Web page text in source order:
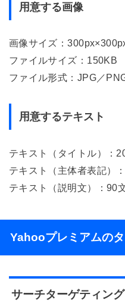
用意する画像
画像サイズ：
ファイルサイズ：150KB
ファイル形式：JPG／
用意するテキスト
テキスト（タイトル）：
テキスト（主体者表記）
テキスト（説明文）：90
Yahooプレミアムの
サーチターゲティング